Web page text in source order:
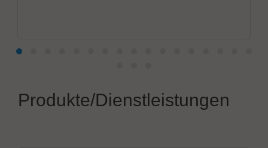
Produkte/Dienstleistungen